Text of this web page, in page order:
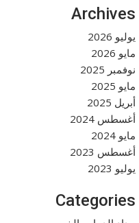
Archives
يوليو 2026
مايو 2026
نوفمبر 2025
مايو 2025
أبريل 2025
أغسطس 2024
مايو 2024
أغسطس 2023
يوليو 2023
Categories